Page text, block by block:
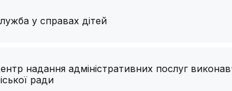
у справах дітей
надання адміністративних послуг
ради